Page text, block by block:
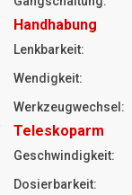
Handhabung
Lenkbarkeit:
Wendigkeit:
Werkzeugwechsel:
Teleskoparm
Geschwindigkeit:
Dosierbarkeit: